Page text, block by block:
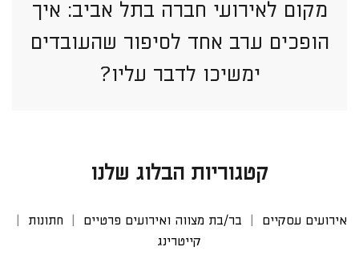
מקום לאירועי חברה בתל אביב: איך
הופכים ערב אחד לסיפור שהעובדים
ימשיכו לדבר עליו?
קטגוריות הבלוג שלנו
אירועים עסקיים בר/בת מצווה ואירועים פרטיים
חתונות
קייטרינג